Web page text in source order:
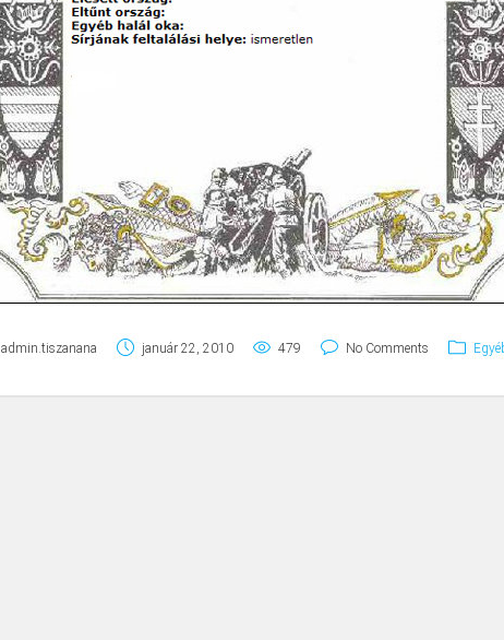
admin.tiszanana január 22, 2010 479 No Comments